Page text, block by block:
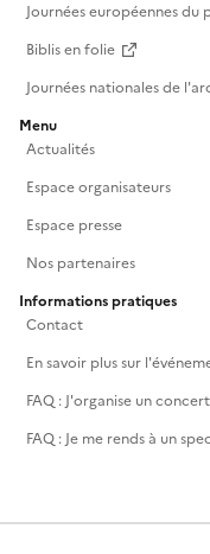
Journées européennes du
Biblis en folie
Journées nationales de
Menu
Actualités
Espace organisateurs
Espace presse
Nos partenaires
Informations pratiques
Contact
En savoir plus sur
FAQ : J'organise un concert
FAQ : Je me rends à un